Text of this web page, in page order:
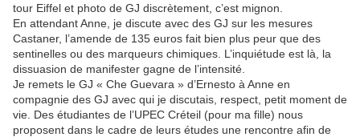
tour Eiffel et photo de GJ discrètement, c’est mignon.
En attendant Anne, je discute avec des GJ sur les mesures
Castaner, l’amende de 135 euros fait bien plus peur que des
sentinelles ou des marqueurs chimiques. L’inquiétude est là, la
dissuasion de manifester gagne de l’intensité.
Je remets le GJ « Che Guevara » d’Ernesto à Anne en
compagnie des GJ avec qui je discutais, respect, petit moment de
vie. Des étudiantes de l’UPEC Créteil (pour ma fille) nous
proposent dans le cadre de leurs études une rencontre afin de